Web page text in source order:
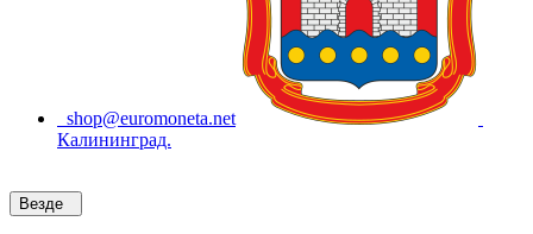
shop@euromoneta.net
Калининград.
Везде